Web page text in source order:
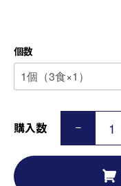
個数
購入数